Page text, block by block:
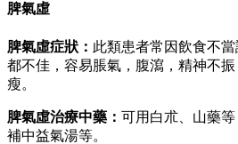
脾氣虛
脾氣虛症狀： 此類患者常因飲食不
都不佳，容易脹氣，腹瀉，精神不
瘦。
脾氣虛治療中藥： 可用白朮、山藥等
補中益氣湯等。